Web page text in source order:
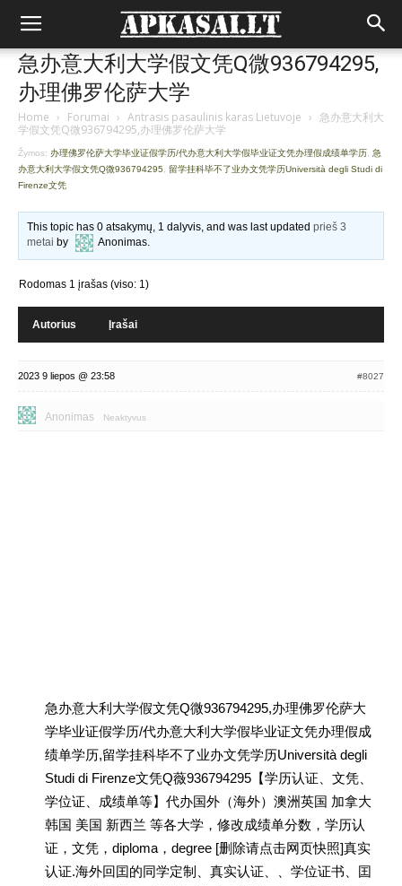
急办意大利大学假文凭Q微936794295,
办理佛罗伦萨大学
Home › Forumai › Antrasis pasaulinis karas Lietuvoje › 急办意大利大
学假文凭Q微936794295,办理佛罗伦萨大学
Žymos: 办理佛罗伦萨大学毕业证假学历/代办意大利大学假毕业证文凭办理假成绩单学历 急
办意大利大学假文凭Q微936794295
留学挂科毕不了业办文凭学历Università degli Studi di
Firenze文凭
This topic has 0 atsakymų, 1 dalyvis, and was last updatedprieš 3
metai by Anonimas.
Rodomas 1 įrašas (viso: 1)
Autorius Įrašai
2023 9 liepos @ 23:58 #8027
Anonimas Neaktyvus
急办意大利大学假文凭Q微936794295,办理佛罗伦萨大
学毕业证假学历/代办意大利大学假毕业证文凭办理假成
绩单学历,留学挂科毕不了业办文凭学历Università degli
Studi di Firenze文凭Q薇936794295【学历认证、文凭、
学位证、成绩单等】代办国外（海外）澳洲英国 加拿大
韩国 美国 新西兰 等各大学，修改成绩单分数，学历认
证，文凭，diploma，degree [删除请点击网页快照]真实
认证.海外回囯的同学定制、真实认证、、学位证书、囯